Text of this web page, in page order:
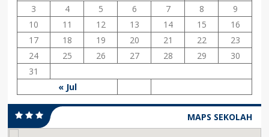
« Jul
3
4 5 6 7 8
9
10
11 12 13 14 15
16
17
18 19 20 21 22
23
24
25 26 27 28 29
30
31
MAPS SEKOLAH